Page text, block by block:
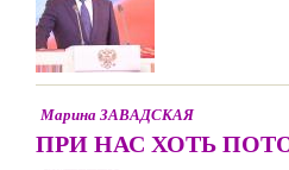
Марина ЗАВАДСКАЯ
ПРИ НАС ХОТЬ